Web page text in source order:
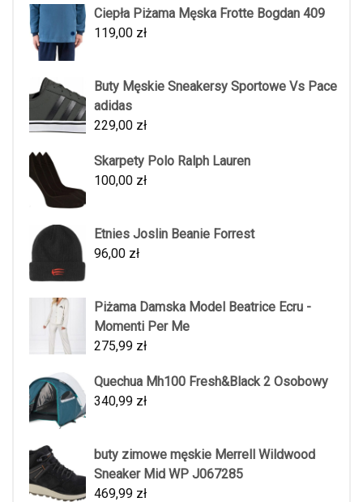
Ciepła Piżama Męska Frotte Bogdan 409
119,00 zł
Buty Męskie Sneakersy Sportowe Vs Pace
adidas
229,00 zł
Skarpety Polo Ralph Lauren
100,00 zł
Etnies Joslin Beanie Forrest
96,00 zł
Piżama Damska Model Beatrice Ecru -
Momenti Per Me
275,99 zł
Quechua Mh100 Fresh&Black 2 Osobowy
340,99 zł
buty zimowe męskie Merrell Wildwood
Sneaker Mid WP J067285
469,99 zł